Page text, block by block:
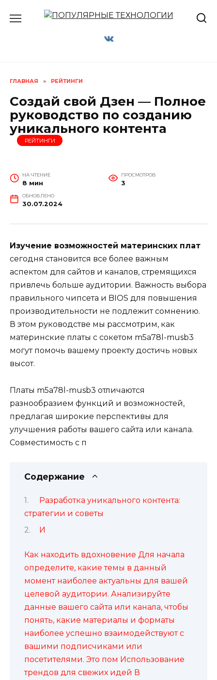
ГЛАВНАЯ » РЕЙТИНГИ
Создай свой Дзен — Полное
руководство по созданию
уникального контента
РЕЙТИНГИ
НА ЧТЕНИЕ
8 мин
ПРОСМОТРОВ
3
ОБНОВЛЕНО
30.07.2024
Изучение возможностей материнских плат
сегодня становится все более важным
аспектом для сайтов и каналов, стремящихся
привлечь больше аудитории. Важность выбора
правильного чипсета и BIOS для повышения
производительности не подлежит сомнению.
В этом руководстве мы рассмотрим, как
материнские платы с сокетом m5a78l-musb3
могут помочь вашему проекту достичь новых
высот.
Платы m5a78l-musb3 отличаются
разнообразием функций и возможностей,
предлагая широкие перспективы для
улучшения работы вашего сайта или канала.
Совместимость с п
Содержание
Разработка уникального контента:
стратегии и советы
И
Как находить вдохновение Для начала
определите, какие темы в данный
момент наиболее актуальны для вашей
целевой аудитории. Анализируйте
данные вашего сайта или канала, чтобы
понять, какие материалы и форматы
наиболее успешно взаимодействуют с
вашими подписчиками или
посетителями. Это пом Использование
трендов для свежих идей В